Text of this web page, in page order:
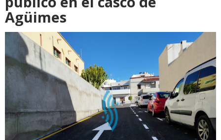
Agüimes